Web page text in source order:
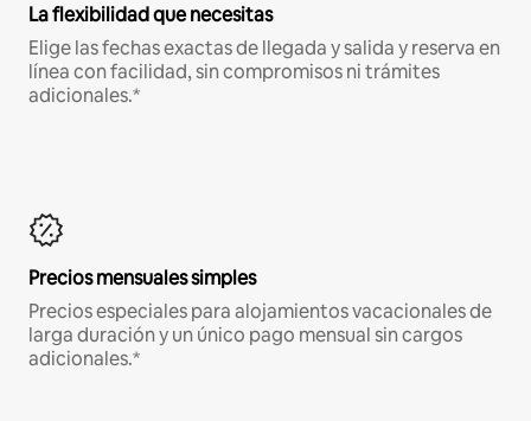
La flexibilidad que necesitas
Elige las fechas exactas de llegada y salida y reserva en
línea con facilidad, sin compromisos ni trámites
adicionales.*
Precios mensuales simples
Precios especiales para alojamientos vacacionales de
larga duración y un único pago mensual sin cargos
adicionales.*